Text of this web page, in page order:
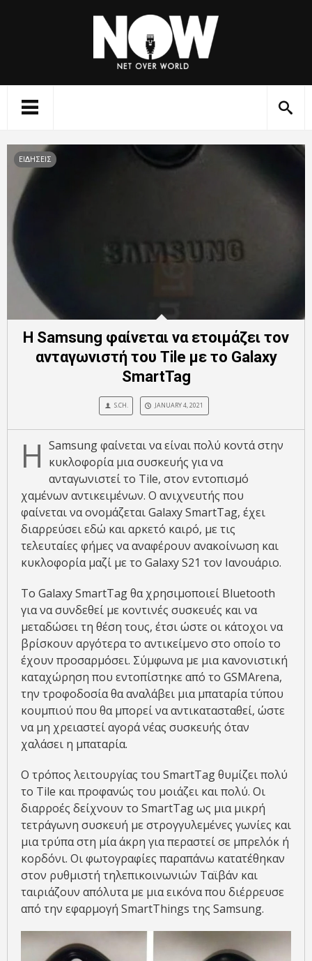
ΕΙΔΗΣΕΙΣ
Η Samsung φαίνεται να ετοιμάζει τον
ανταγωνιστή του Tile με το Galaxy
SmartTag
S.CH. JANUARY 4, 2021
Η Samsung φαίνεται να είναι πολύ κοντά στην
κυκλοφορία μια συσκευής για να
ανταγωνιστεί το Tile, στον εντοπισμό
χαμένων αντικειμένων. Ο ανιχνευτής που
φαίνεται να ονομάζεται Galaxy SmartTag, έχει
διαρρεύσει εδώ και αρκετό καιρό, με τις
τελευταίες φήμες να αναφέρουν ανακοίνωση και
κυκλοφορία μαζί με το Galaxy S21 τον Ιανουάριο.
Το Galaxy SmartTag θα χρησιμοποιεί Bluetooth
για να συνδεθεί με κοντινές συσκευές και να
μεταδώσει τη θέση τους, έτσι ώστε οι κάτοχοι να
βρίσκουν αργότερα το αντικείμενο στο οποίο το
έχουν προσαρμόσει. Σύμφωνα με μια κανονιστική
καταχώρηση που εντοπίστηκε από το GSMArena,
την τροφοδοσία θα αναλάβει μια μπαταρία τύπου
κουμπιού που θα μπορεί να αντικατασταθεί, ώστε
να μη χρειαστεί αγορά νέας συσκευής όταν
χαλάσει η μπαταρία.
Ο τρόπος λειτουργίας του SmartTag θυμίζει πολύ
το Tile και προφανώς του μοιάζει και πολύ. Οι
διαρροές δείχνουν το SmartTag ως μια μικρή
τετράγωνη συσκευή με στρογγυλεμένες γωνίες και
μια τρύπα στη μία άκρη για περαστεί σε μπρελόκ ή
κορδόνι. Οι φωτογραφίες παραπάνω κατατέθηκαν
στον ρυθμιστή τηλεπικοινωνιών Ταϊβάν και
ταιριάζουν απόλυτα με μια εικόνα που διέρρευσε
από την εφαρμογή SmartThings της Samsung.